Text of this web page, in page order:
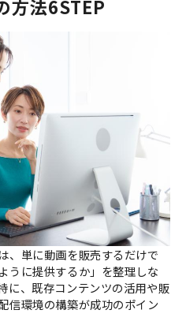
方法6STEP
、単に動画を販売するだけで
うに提供するか」を整理しな
に、既存コンテンツの活用や販
信環境の構築が成功のポイン